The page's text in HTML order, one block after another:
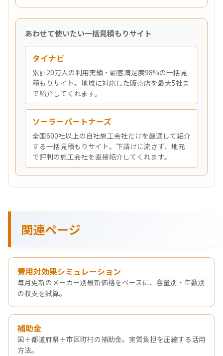
あわせて使いたい一括見積もりサイト
タイナビ
累計20万人の利用実績・顧客満足度98%の一括見
積もりサイト。地域に対応した販売店を最大5社ま
で紹介してくれます。
ソーラーパートナーズ
全国600社以上の自社施工会社だけを厳選して紹介
する一括見積もりサイト。下請けに流さず、地元
で評判の施工会社を直接紹介してくれます。
関連ページ
費用対効果シミュレーション
毎月更新のメーカー別最新価格をベースに、容量別・年数別
の収支を試算。
補助金
国＋都道府県＋市区町村の補助金。実質負担を圧縮する活用
方法。